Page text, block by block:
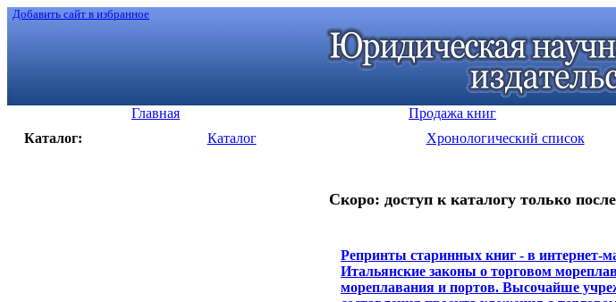
Добавить сайт в избранное
Главная Продажа книг
Каталог:
Каталог Хронологический список
Скоро: доступ к каталогу только
Репринты старинных книг - в интернет-
Итальянские законы о торговом
мореплавания и портов. Высочайше